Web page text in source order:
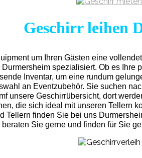
Geschirr leihen
um Ihren Gästen eine
spezialisiert. Ob es Ihre
Inventar, um eine rundum
an Eventzubehör. Sie suchen
unsere Geschirrübersicht, dort
die sich ideal mit unseren
Tellern finden Sie bei uns
Sie gerne und finden für Sie